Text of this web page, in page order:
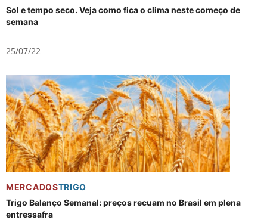
Sol e tempo seco. Veja como fica o clima neste começo de
semana
25/07/22
MERCADOSTRIGO
Trigo Balanço Semanal: preços recuam no Brasil em plena
entressafra